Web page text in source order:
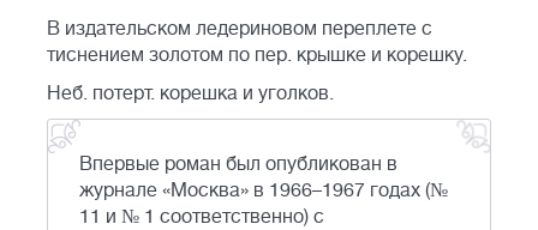
В издательском ледериновом переплете с
тиснением золотом по пер. крышке и корешку.
Неб. потерт. корешка и уголков.
Впервые роман был опубликован в
журнале «Москва» в 1966–1967 годах (№
11 и № 1 соответственно) с